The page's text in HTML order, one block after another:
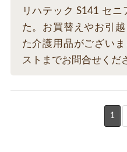
リハテック S141 セ
た。お買替えやお引
た介護用品がござい
ストまでお問合せくだ
1